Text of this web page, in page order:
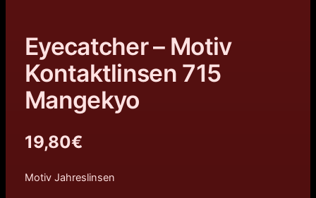
Eyecatcher – Motiv
Kontaktlinsen 715
Mangekyo
19,80€
Motiv Jahreslinsen